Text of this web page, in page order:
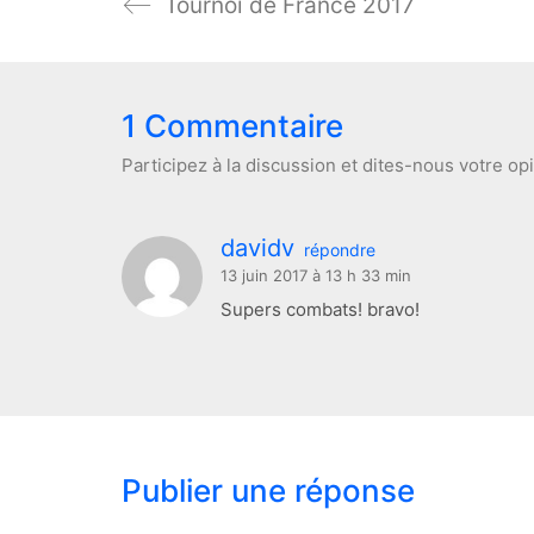
1 Commentaire
Participez à la discussion et dites-nous votre
davidv répondre
13 juin 2017 à 13 h 33 min
Supers combats! bravo!
Publier une réponse